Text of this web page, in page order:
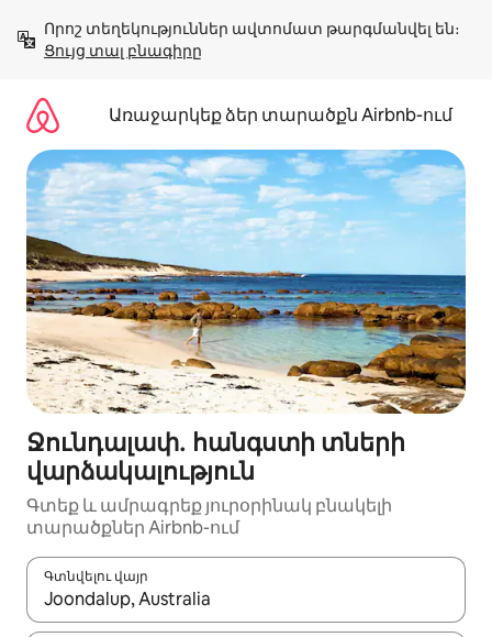
բովանդակությանը
Ցույց տալ բնագիրը
Առաջարկեք ձեր տարածքն Airbnb-ում
Ջունդալափ․ հանգստի տների
վարձակալություն
Գտեք և ամրագրեք յուրօրինակ բնակելի
տարածքներ Airbnb-ում
Գտնվելու վայր
Երբ արդյունքները հասանելի լինեն, սլաքների